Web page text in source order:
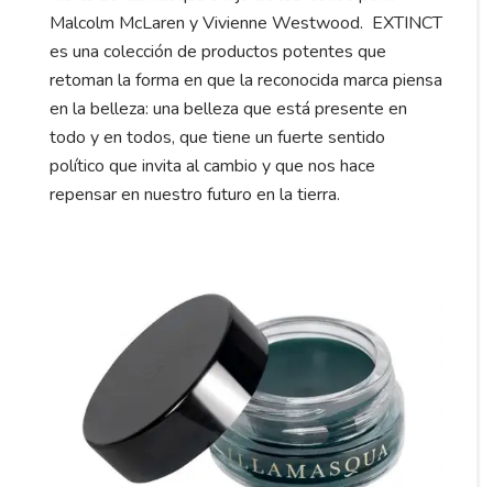
Malcolm McLaren y Vivienne Westwood. EXTINCT
es una colección de productos potentes que
retoman la forma en que la reconocida marca piensa
en la belleza: una belleza que está presente en
todo y en todos, que tiene un fuerte sentido
político que invita al cambio y que nos hace
repensar en nuestro futuro en la tierra.